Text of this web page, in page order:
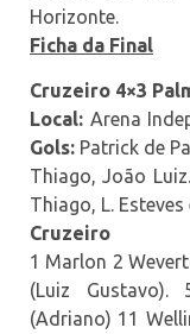
Horizonte.
Ficha da Final
Cruzeiro 4×3
Local: Arena
Gols: Patrick de
Thiago, João Luiz.
Thiago, L.
Cruzeiro
1 Marlon 2
(Luiz Gustavo).
(Adriano) 11